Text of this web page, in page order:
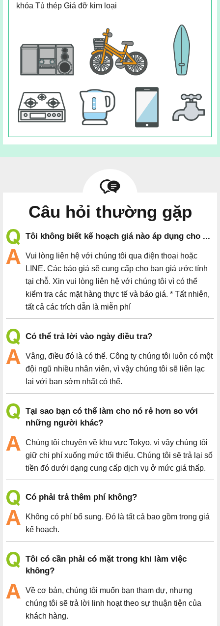
khóa Tủ thép Giá đỡ kim loại
Câu hỏi thường gặp
Tôi không biết kế hoạch giá nào áp dụng cho ...
Vui lòng liên hệ với chúng tôi qua điện thoại hoặc
LINE. Các báo giá sẽ cung cấp cho bạn giá ước tính
tại chỗ. Xin vui lòng liên hệ với chúng tôi vì có thể
kiểm tra các mặt hàng thực tế và báo giá. * Tất nhiên,
tất cả các trích dẫn là miễn phí
Có thể trả lời vào ngày điều tra?
Vâng, điều đó là có thể. Công ty chúng tôi luôn có một
đội ngũ nhiều nhân viên, vì vậy chúng tôi sẽ liên lạc
lại với bạn sớm nhất có thể.
Tại sao bạn có thể làm cho nó rẻ hơn so với
những người khác?
Chúng tôi chuyên về khu vực Tokyo, vì vậy chúng tôi
giữ chi phí xuống mức tối thiểu. Chúng tôi sẽ trả lại số
tiền đó dưới dạng cung cấp dịch vụ ở mức giá thấp.
Có phải trả thêm phí không?
Không có phí bổ sung. Đó là tất cả bao gồm trong giá
kế hoạch.
Tôi có cần phải có mặt trong khi làm việc
không?
Về cơ bản, chúng tôi muốn bạn tham dự, nhưng
chúng tôi sẽ trả lời linh hoạt theo sự thuận tiện của
khách hàng.